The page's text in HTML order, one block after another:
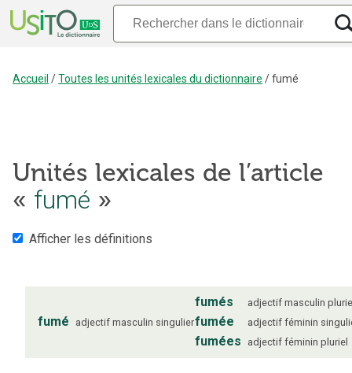
Accueil /Toutes les unités lexicales du dictionnaire /fumé
Unités lexicales de l’article
« fumé »
Afficher les définitions
fumé adjectif masculin singulier
fumés adjectif masculin
fumée adjectif féminin
fumées adjectif féminin pluriel